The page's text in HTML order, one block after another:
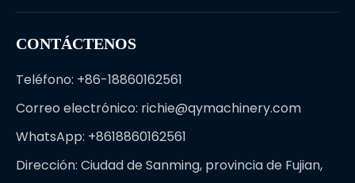
CONTÁCTENOS
Teléfono: +86-18860162561
Correo electrónico: richie@qymachinery.com
WhatsApp: +8618860162561
Dirección: Ciudad de Sanming, provincia de Fujian,